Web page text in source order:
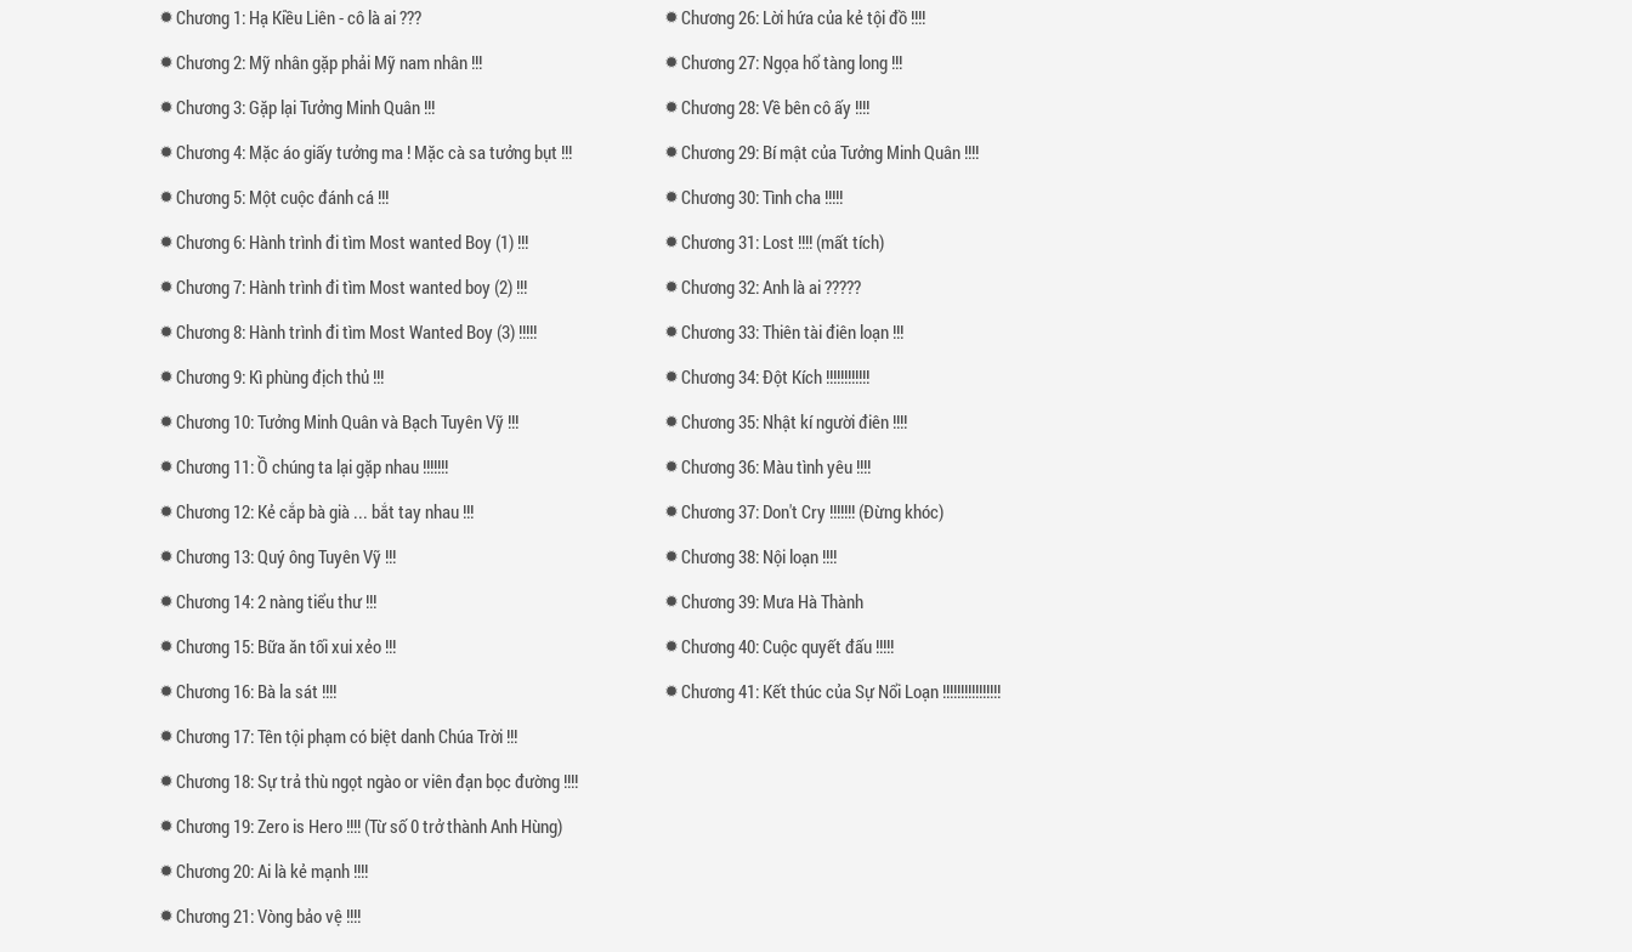
Chương 1: Hạ Kiều Liên - cô là ai ???
Chương 2: Mỹ nhân gặp phải Mỹ nam nhân !!!
Chương 3: Gặp lại Tưởng Minh Quân !!!
Chương 4: Mặc áo giấy tưởng ma ! Mặc cà sa tưởng bụt !!!
Chương 5: Một cuộc đánh cá !!!
Chương 6: Hành trình đi tìm Most wanted Boy (1) !!!
Chương 7: Hành trình đi tìm Most wanted boy (2) !!!
Chương 8: Hành trình đi tìm Most Wanted Boy (3) !!!!!
Chương 9: Kì phùng địch thủ !!!
Chương 10: Tưởng Minh Quân và Bạch Tuyên Vỹ !!!
Chương 11: Ồ chúng ta lại gặp nhau !!!!!!!
Chương 12: Kẻ cắp bà già ... bắt tay nhau !!!
Chương 13: Quý ông Tuyên Vỹ !!!
Chương 14: 2 nàng tiểu thư !!!
Chương 15: Bữa ăn tối xui xẻo !!!
Chương 16: Bà la sát !!!!
Chương 17: Tên tội phạm có biệt danh Chúa Trời !!!
Chương 18: Sự trả thù ngọt ngào or viên đạn bọc đường !!!!
Chương 19: Zero is Hero !!!! (Từ số 0 trở thành Anh Hùng)
Chương 20: Ai là kẻ mạnh !!!!
Chương 21: Vòng bảo vệ !!!!
Chương 26: Lời hứa của kẻ tội đồ !!!!
Chương 27: Ngọa hổ tàng long !!!
Chương 28: Về bên cô ấy !!!!
Chương 29: Bí mật của Tưởng Minh Quân !!!!
Chương 30: Tình cha !!!!!
Chương 31: Lost !!!! (mất tích)
Chương 32: Anh là ai ?????
Chương 33: Thiên tài điên loạn !!!
Chương 34: Đột Kích !!!!!!!!!!!!
Chương 35: Nhật kí người điên !!!!
Chương 36: Màu tình yêu !!!!
Chương 37: Don't Cry !!!!!!! (Đừng khóc)
Chương 38: Nội loạn !!!!
Chương 39: Mưa Hà Thành
Chương 40: Cuộc quyết đấu !!!!!
Chương 41: Kết thúc của Sự Nổi Loạn !!!!!!!!!!!!!!!!